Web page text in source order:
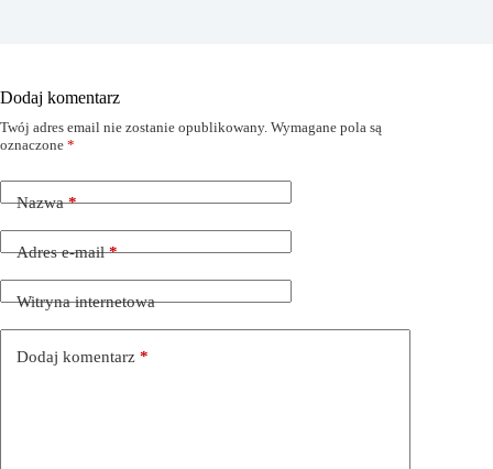
Dodaj komentarz
Twój adres email nie zostanie opublikowany. Wymagane pola są
oznaczone *
Nazwa*
Adres e-mail*
Witryna internetowa
Dodaj komentarz *